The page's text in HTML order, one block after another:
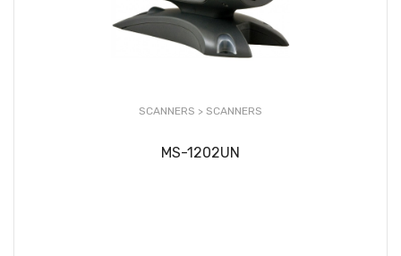
SCANNERS > SCANNERS
MS-1202UN